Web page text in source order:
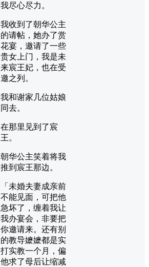
我尽心尽力。
我收到了朝华公主
的请帖，她办了赏
花宴，邀请了一些
贵女上门，我是未
来宸王妃，也在受
邀之列。
我和谢家几位姑娘
同去。
在那里见到了宸
王。
朝华公主笑着将我
推到宸王那边。
「未婚夫妻成亲前
不能见面，可把他
急坏了，缠着我让
我办宴会，非要把
你邀请来。还有别
的教导嬷嬷都是实
打实教一个月，偏
他求了母后让缩减